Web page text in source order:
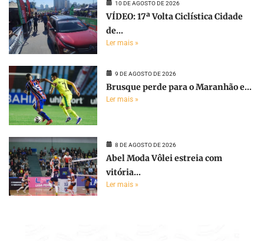
10 DE AGOSTO DE 2026
VÍDEO: 17ª Volta Ciclística Cidade
de...
Ler mais »
9 DE AGOSTO DE 2026
Brusque perde para o Maranhão e...
Ler mais »
8 DE AGOSTO DE 2026
Abel Moda Vôlei estreia com
vitória...
Ler mais »